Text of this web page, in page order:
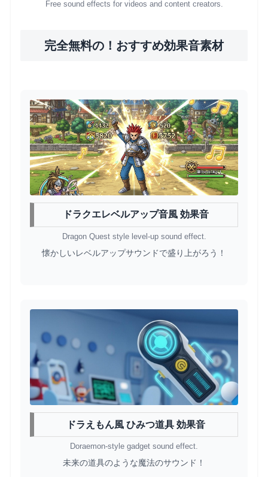
Free sound effects for videos and content creators.
完全無料の！おすすめ効果音素材
ドラクエレベルアップ音風 効果音
Dragon Quest style level-up sound effect.
懐かしいレベルアップサウンドで盛り上がろう！
ドラえもん風 ひみつ道具 効果音
Doraemon-style gadget sound effect.
未来の道具のような魔法のサウンド！